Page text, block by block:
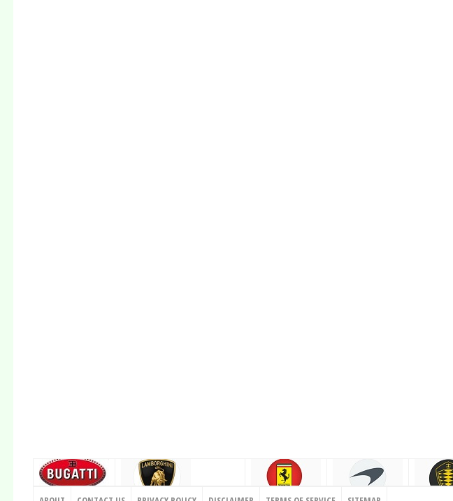
CONTACT US